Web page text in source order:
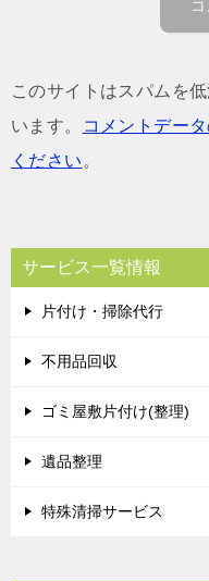
このサイトはスパムを
います。
コメントデー
ください 。
サービス一覧情報
片付け・掃除代行
不用品回収
ゴミ屋敷片付け(整理)
遺品整理
特殊清掃サービス